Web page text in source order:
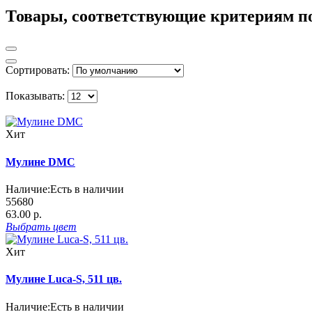
Товары, соответствующие критериям
Сортировать:
Показывать:
Хит
Мулине DMC
Наличие:Есть в наличии
55680
63.00 р.
Выбрать цвет
Хит
Мулине Luca-S, 511 цв.
Наличие:Есть в наличии